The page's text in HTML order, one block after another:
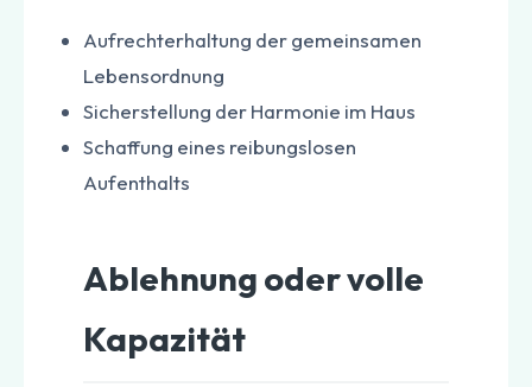
Aufrechterhaltung der gemeinsamen
Lebensordnung
Sicherstellung der Harmonie im Haus
Schaffung eines reibungslosen
Aufenthalts
Ablehnung oder volle
Kapazität